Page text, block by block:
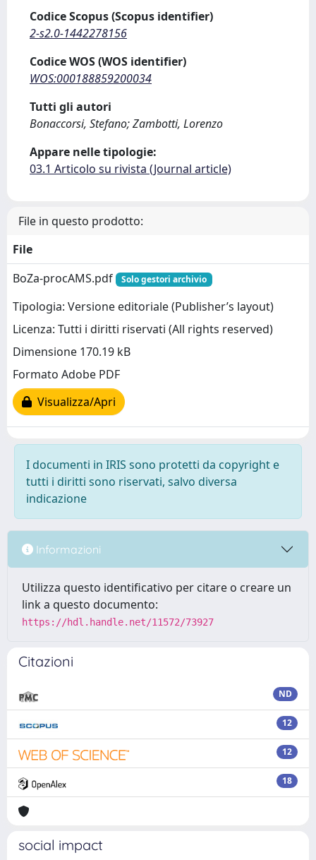
Codice Scopus (Scopus identifier)
2-s2.0-1442278156
Codice WOS (WOS identifier)
WOS:000188859200034
Tutti gli autori
Bonaccorsi, Stefano; Zambotti, Lorenzo
Appare nelle tipologie:
03.1 Articolo su rivista (Journal article)
File in questo prodotto:
File
BoZa-procAMS.pdf
Solo gestori archivio
Tipologia: Versione editoriale (Publisher’s layout)
Licenza: Tutti i diritti riservati (All rights reserved)
Dimensione 170.19 kB
Formato Adobe PDF
Visualizza/Apri
I documenti in IRIS sono protetti da copyright e
tutti i diritti sono riservati, salvo diversa
indicazione
Informazioni
Utilizza questo identificativo per citare o creare un
link a questo documento:
https://hdl.handle.net/11572/73927
Citazioni
ND
12
12
18
social impact